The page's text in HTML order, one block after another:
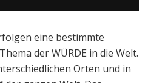
eine bestimmte
der WÜRDE in die Welt.
Orten und in